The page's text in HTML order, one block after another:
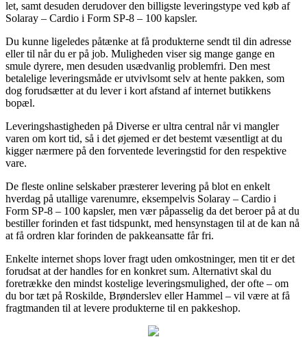
let, samt desuden derudover den billigste leveringstype ved køb af
Solaray – Cardio i Form SP-8 – 100 kapsler.
Du kunne ligeledes påtænke at få produkterne sendt til din adresse
eller til når du er på job. Muligheden viser sig mange gange en
smule dyrere, men desuden usædvanlig problemfri. Den mest
betalelige leveringsmåde er utvivlsomt selv at hente pakken, som
dog forudsætter at du lever i kort afstand af internet butikkens
bopæl.
Leveringshastigheden på Diverse er ultra central når vi mangler
varen om kort tid, så i det øjemed er det bestemt væsentligt at du
kigger nærmere på den forventede leveringstid for den respektive
vare.
De fleste online selskaber præsterer levering på blot en enkelt
hverdag på utallige varenumre, eksempelvis Solaray – Cardio i
Form SP-8 – 100 kapsler, men vær påpasselig da det beroer på at du
bestiller forinden et fast tidspunkt, med hensynstagen til at de kan nå
at få ordren klar forinden de pakkeansatte får fri.
Enkelte internet shops lover fragt uden omkostninger, men tit er det
forudsat at der handles for en konkret sum. Alternativt skal du
foretrække den mindst kostelige leveringsmulighed, der ofte – om
du bor tæt på Roskilde, Brønderslev eller Hammel – vil være at få
fragtmanden til at levere produkterne til en pakkeshop.